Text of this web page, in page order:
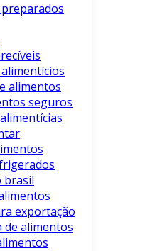
alimentos
seguros
brasil
exportação
de alimentos